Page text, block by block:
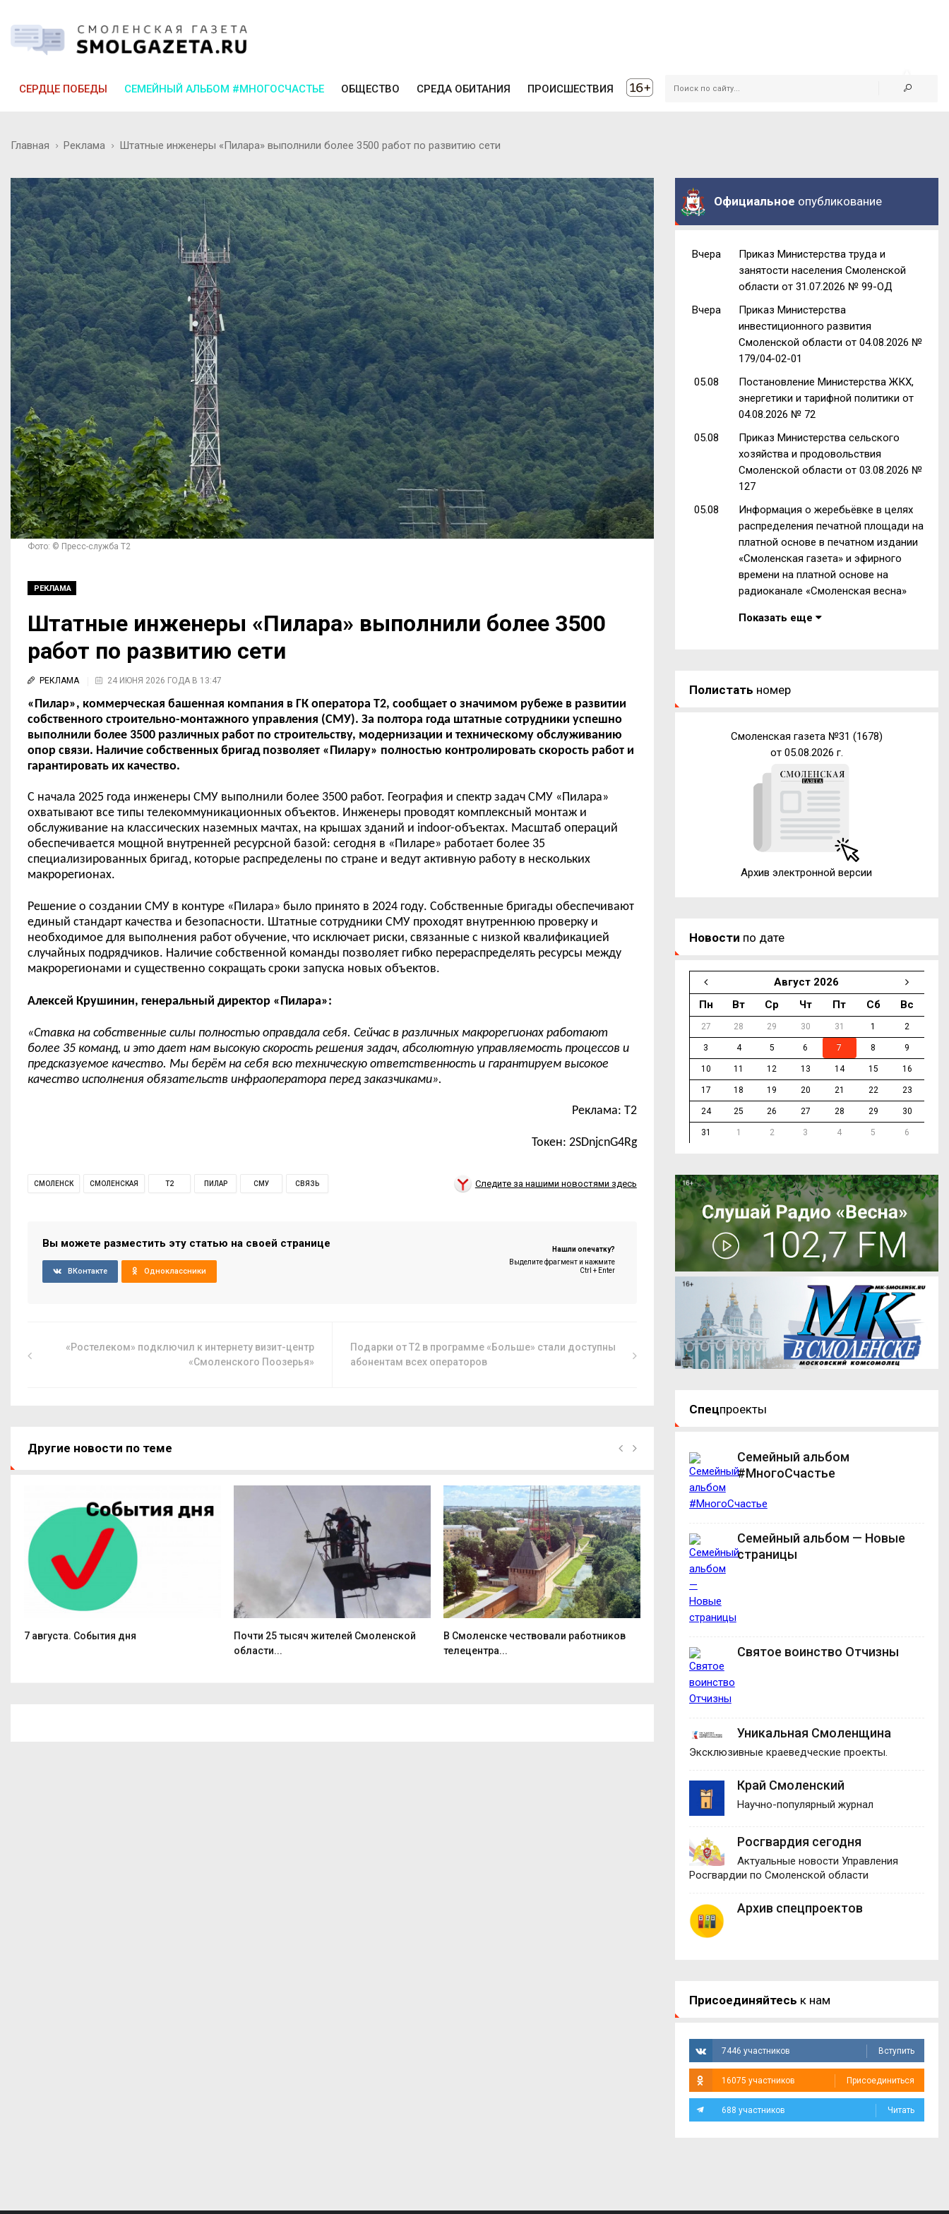
СЕРДЦЕ ПОБЕДЫ СЕМЕЙНЫЙ АЛЬБОМ #МНОГОСЧАСТЬЕ ОБЩЕСТВО СРЕДА ОБИТАНИЯ ПРОИСШЕСТВИЯ
Главная Реклама Штатные инженеры «Пилара» выполнили более 3500 работ по развитию сети
Фото: © Пресс-служба Т2
РЕКЛАМА
Штатные инженеры «Пилара» выполнили более 3500
работ по развитию сети
РЕКЛАМА 24 ИЮНЯ 2026 ГОДА В 13:47
«Пилар», коммерческая башенная компания в ГК оператора Т2, сообщает о значимом рубеже в развитии
собственного строительно-монтажного управления (СМУ). За полтора года штатные сотрудники успешно
выполнили более 3500 различных работ по строительству, модернизации и техническому обслуживанию
опор связи. Наличие собственных бригад позволяет «Пилару» полностью контролировать скорость работ и
гарантировать их качество.
С начала 2025 года инженеры СМУ выполнили более 3500 работ. География и спектр задач СМУ «Пилара»
охватывают все типы телекоммуникационных объектов. Инженеры проводят комплексный монтаж и
обслуживание на классических наземных мачтах, на крышах зданий и indoor-объектах. Масштаб операций
обеспечивается мощной внутренней ресурсной базой: сегодня в «Пиларе» работает более 35
специализированных бригад, которые распределены по стране и ведут активную работу в нескольких
макрорегионах.
Решение о создании СМУ в контуре «Пилара» было принято в 2024 году. Собственные бригады обеспечивают
единый стандарт качества и безопасности. Штатные сотрудники СМУ проходят внутреннюю проверку и
необходимое для выполнения работ обучение, что исключает риски, связанные с низкой квалификацией
случайных подрядчиков. Наличие собственной команды позволяет гибко перераспределять ресурсы между
макрорегионами и существенно сокращать сроки запуска новых объектов.
Алексей Крушинин, генеральный директор «Пилара»:
«Ставка на собственные силы полностью оправдала себя. Сейчас в различных макрорегионах работают
более 35 команд, и это дает нам высокую скорость решения задач, абсолютную управляемость процессов и
предсказуемое качество. Мы берём на себя всю техническую ответственность и гарантируем высокое
качество исполнения обязательств инфраоператора перед заказчиками».
Реклама: Т2
Токен: 2SDnjcnG4Rg
СМОЛЕНСК СМОЛЕНСКАЯ T2 ПИЛАР СМУ СВЯЗЬ Следите за нашими новостями здесь
Вы можете разместить эту статью на своей странице
ВКонтакте Одноклассники
Нашли опечатку?
Выделите фрагмент и нажмите
Ctrl + Enter
«Ростелеком» подключил к интернету визит-центр
«Смоленского Поозерья»
Подарки от T2 в программе «Больше» стали доступны
абонентам всех операторов
Другие новости по теме
7 августа. События дня
Почти 25 тысяч жителей Смоленской
области...
В Смоленске чествовали работников
телецентра...
награды...
движение...
Официальное опубликование
Вчера
Приказ Министерства труда и
занятости населения Смоленской
области от 31.07.2026 № 99-ОД
Вчера
Приказ Министерства
инвестиционного развития
Смоленской области от 04.08.2026 №
179/04-02-01
05.08
Постановление Министерства ЖКХ,
энергетики и тарифной политики от
04.08.2026 № 72
05.08
Приказ Министерства сельского
хозяйства и продовольствия
Смоленской области от 03.08.2026 №
127
05.08
Информация о жеребьёвке в целях
распределения печатной площади на
платной основе в печатном издании
«Смоленская газета» и эфирного
времени на платной основе на
радиоканале «Смоленская весна»
Показать еще
Полистать номер
Смоленская газета №31 (1678)
от 05.08.2026 г.
Архив электронной версии
Новости по дате
Август 2026
Пн
Вт Ср Чт Пт Сб Вс
27 28 29 30 31 1 2
3 4 5 6 7 8 9
10 11 12 13 14 15 16
17 18 19 20 21 22 23
24 25 26 27 28 29 30
31 1 2 3 4 5 6
Спецпроекты
Семейный альбом
#МногоСчастье
Семейный альбом — Новые
страницы
Святое воинство Отчизны
Уникальная Смоленщина
Эксклюзивные краеведческие проекты.
Край Смоленский
Научно-популярный журнал
Росгвардия сегодня
Актуальные новости Управления
Росгвардии по Смоленской области
Архив спецпроектов
Присоединяйтесь к нам
7446 участников Вступить
16075 участников Присоединиться
688 участников Читать